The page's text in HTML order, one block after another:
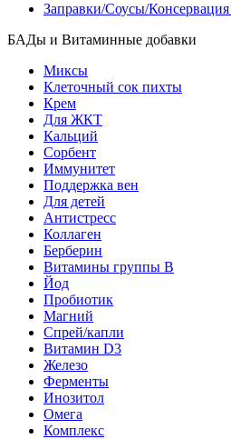
Заправки/Соусы/Консервация
БАДы и Витаминные добавки
Миксы
Клеточный сок пихты
Крем
Для ЖКТ
Кальций
Сорбент
Иммунитет
Поддержка вен
Для детей
Антистресс
Коллаген
Берберин
Витамины группы B
Йод
Пробиотик
Магний
Спрей/капли
Витамин D3
Железо
Ферменты
Инозитол
Омега
Комплекс